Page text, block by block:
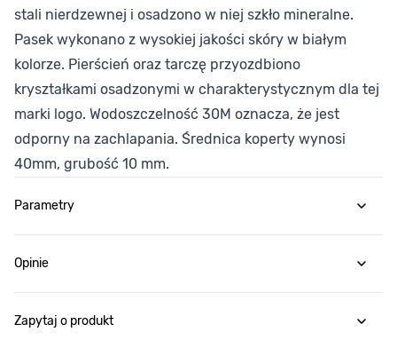
stali nierdzewnej i osadzono w niej szkło mineralne.
Pasek wykonano z wysokiej jakości skóry w białym
kolorze. Pierścień oraz tarczę przyozdbiono
kryształkami osadzonymi w charakterystycznym dla tej
marki logo. Wodoszczelność 30M oznacza, że jest
odporny na zachlapania. Średnica koperty wynosi
40mm, grubość 10 mm.
Parametry
Opinie
Zapytaj o produkt